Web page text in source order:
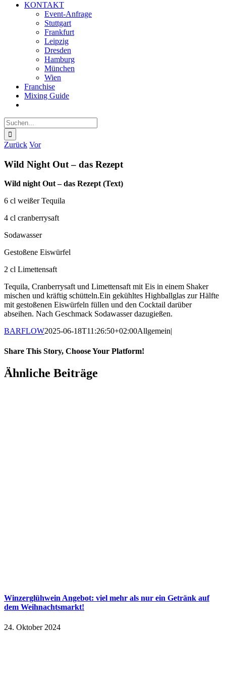
KONTAKT
Event-Anfrage
Stuttgart
Frankfurt
Leipzig
Dresden
Hamburg
München
Wien
Franchise
Mixing Guide
Suche
nach:
Zurück Vor
Wild Night Out – das Rezept
Wild night Out – das Rezept (Text)
6 cl weißer Tequila
4 cl cranberrysaft
Sodawasser
Gestoßene Eiswürfel
2 cl Limettensaft
Tequila, Cranberrysaft und Limettensaft mit Eis in einem Shaker
mischen und kräftig schütteln.Ein gekühltes Highballglas zur Hälfte
mit gestoßenen Eiswürfeln füllen und den Cocktail darüber
abseihen. Nach Geschmack Sodawasser dazugießen.
BARFLOW2025-06-18T11:26:50+02:00Allgemein|
Share This Story, Choose Your Platform!
Ähnliche Beiträge
Winzerglühwein Angebot: viel mehr als nur ein Getränk auf
dem Weihnachtsmarkt!
24. Oktober 2024